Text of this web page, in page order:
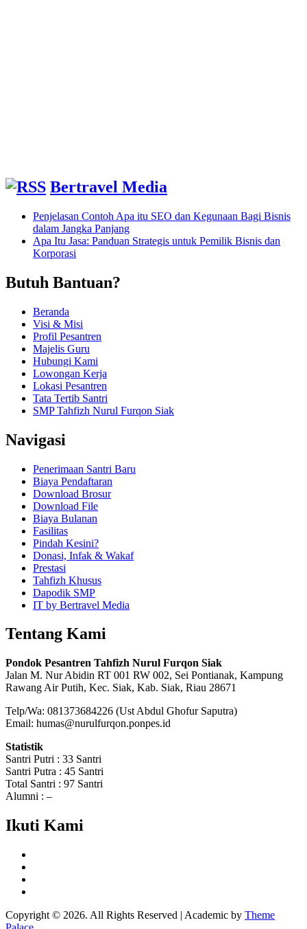
Bertravel Media
Penjelasan Contoh Apa itu SEO dan Kegunaan Bagi Bisnis
dalam Jangka Panjang
Apa Itu Jasa: Panduan Strategis untuk Pemilik Bisnis dan
Korporasi
Butuh Bantuan?
Beranda
Visi & Misi
Profil Pesantren
Majelis Guru
Hubungi Kami
Lowongan Kerja
Lokasi Pesantren
Tata Tertib Santri
SMP Tahfizh Nurul Furqon Siak
Navigasi
Penerimaan Santri Baru
Biaya Pendaftaran
Download Brosur
Download File
Biaya Bulanan
Fasilitas
Pindah Kesini?
Donasi, Infak & Wakaf
Prestasi
Tahfizh Khusus
Dapodik SMP
IT by Bertravel Media
Tentang Kami
Pondok Pesantren Tahfizh Nurul Furqon Siak
Jalan M. Nur Abidin RT 001 RW 002, Sei Pontianak, Kampung
Rawang Air Putih, Kec. Siak, Kab. Siak, Riau 28671
Telp/Wa: 081373684226 (Ust Abdul Ghofur Saputra)
Email: humas@nurulfurqon.ponpes.id
Statistik
Santri Putri : 33 Santri
Santri Putra : 45 Santri
Total Santri : 97 Santri
Alumni : –
Ikuti Kami
Copyright © 2026. All Rights Reserved | Academic by Theme